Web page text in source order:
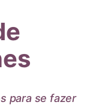
para se fazer